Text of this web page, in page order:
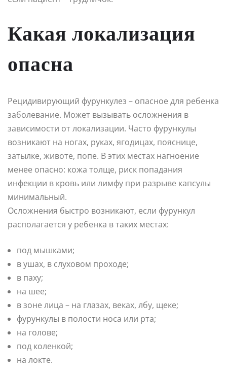
Какая локализация
опасна
Рецидивирующий фурункулез – опасное для ребенка
заболевание. Может вызывать осложнения в
зависимости от локализации. Часто фурункулы
возникают на ногах, руках, ягодицах, пояснице,
затылке, животе, попе. В этих местах нагноение
менее опасно: кожа толще, риск попадания
инфекции в кровь или лимфу при разрыве капсулы
минимальный.
Осложнения быстро возникают, если фурункул
располагается у ребенка в таких местах:
под мышками;
в ушах, в слуховом проходе;
в паху;
на шее;
в зоне лица – на глазах, веках, лбу, щеке;
фурункулы в полости носа или рта;
на голове;
под коленкой;
на локте.